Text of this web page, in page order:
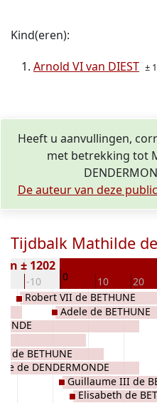
Kind(eren):
Arnold VI van DIEST ±
Heeft u aanvullingen,
met betrekking tot
De auteur van deze
Tijdbalk Mathilde
-10 0 10 20
± 1202
de BETHUNE
de DENDERMONDE
Robert VII de BETHUNE
Adele de BETHUNE
Guillaume III de
Elisabeth de